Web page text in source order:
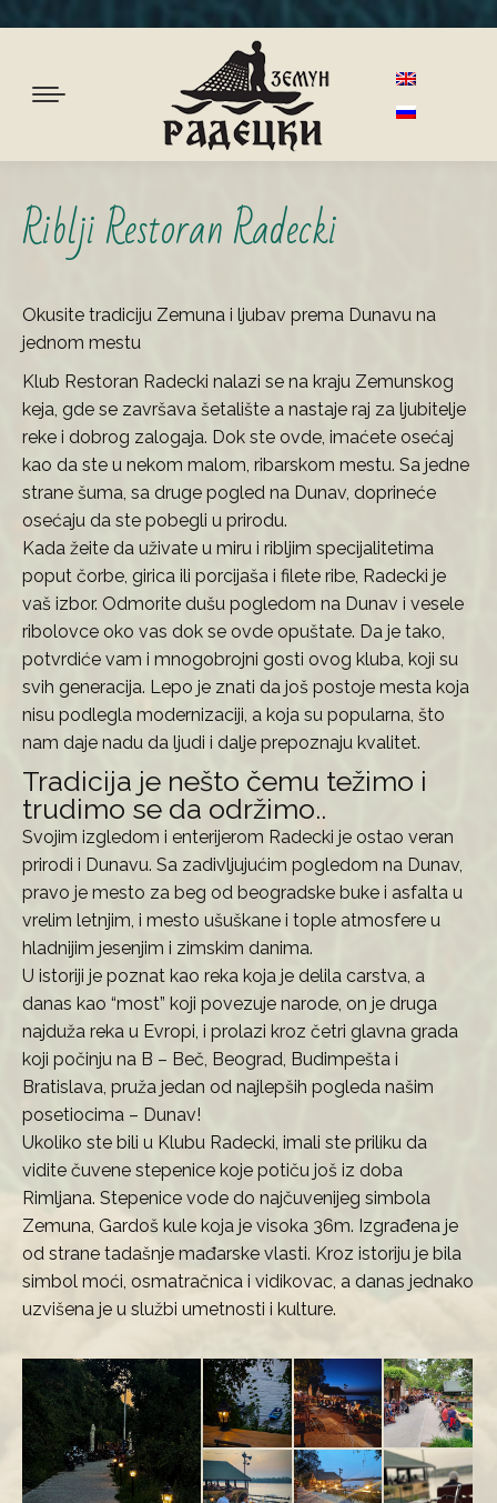
Riblji Restoran Radecki
Okusite tradiciju Zemuna i ljubav prema Dunavu na
jednom mestu
Klub Restoran Radecki nalazi se na kraju Zemunskog
keja, gde se završava šetalište a nastaje raj za ljubitelje
reke i dobrog zalogaja. Dok ste ovde, imaćete osećaj
kao da ste u nekom malom, ribarskom mestu. Sa jedne
strane šuma, sa druge pogled na Dunav, doprineće
osećaju da ste pobegli u prirodu.
Kada žeite da uživate u miru i ribljim specijalitetima
poput čorbe, girica ili porcijaša i filete ribe, Radecki je
vaš izbor. Odmorite dušu pogledom na Dunav i vesele
ribolovce oko vas dok se ovde opuštate. Da je tako,
potvrdiće vam i mnogobrojni gosti ovog kluba, koji su
svih generacija. Lepo je znati da još postoje mesta koja
nisu podlegla modernizaciji, a koja su popularna, što
nam daje nadu da ljudi i dalje prepoznaju kvalitet.
Tradicija je nešto čemu težimo i
trudimo se da održimo..
Svojim izgledom i enterijerom Radecki je ostao veran
prirodi i Dunavu. Sa zadivljujućim pogledom na Dunav,
pravo je mesto za beg od beogradske buke i asfalta u
vrelim letnjim, i mesto ušuškane i tople atmosfere u
hladnijim jesenjim i zimskim danima.
U istoriji je poznat kao reka koja je delila carstva, a
danas kao “most” koji povezuje narode, on je druga
najduža reka u Evropi, i prolazi kroz četri glavna grada
koji počinju na B – Beč, Beograd, Budimpešta i
Bratislava, pruža jedan od najlepših pogleda našim
posetiocima – Dunav!
Ukoliko ste bili u Klubu Radecki, imali ste priliku da
vidite čuvene stepenice koje potiču još iz doba
Rimljana. Stepenice vode do najčuvenijeg simbola
Zemuna, Gardoš kule koja je visoka 36m. Izgrađena je
od strane tadašnje mađarske vlasti. Kroz istoriju je bila
simbol moći, osmatračnica i vidikovac, a danas jednako
uzvišena je u službi umetnosti i kulture.